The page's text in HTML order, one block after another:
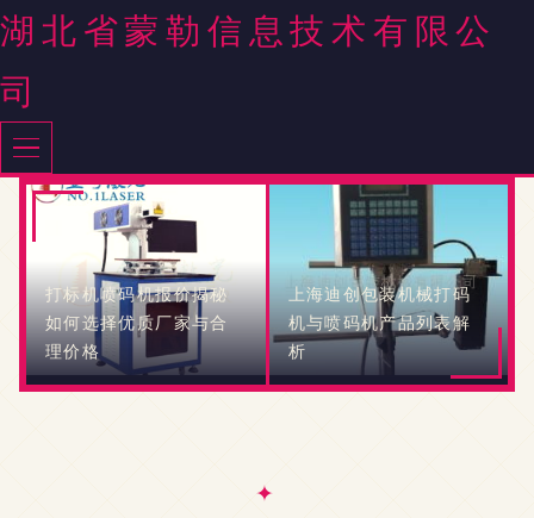
湖北省蒙勒信息技术有限公
司
打标机喷码机报价揭秘
如何选择优质厂家与合
理价格
上海迪创包装机械打码
机与喷码机产品列表解
析